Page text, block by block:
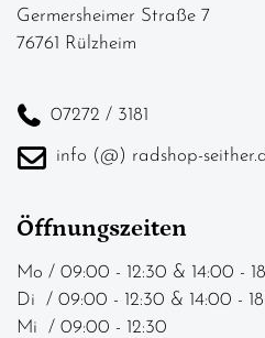
Germersheimer Straße 7
76761 Rülzheim
07272 / 3181
info (@) radshop-
Öffnungszeiten
Mo / 09:00 - 12:30 & 14:00 -
Di / 09:00 - 12:30 & 14:00 -
Mi / 09:00 - 12:30